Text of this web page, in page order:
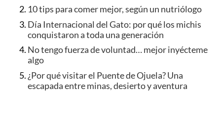
10 tips para comer mejor, según un nutriólogo
Día Internacional del Gato: por qué los michis
conquistaron a toda una generación
No tengo fuerza de voluntad… mejor inyécteme
algo
¿Por qué visitar el Puente de Ojuela? Una
escapada entre minas, desierto y aventura